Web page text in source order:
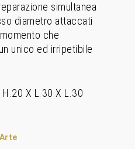
simultanea
diametro attaccati
che
unico ed irripetibile
X L.30 X L.30